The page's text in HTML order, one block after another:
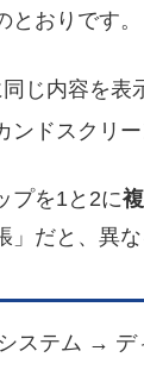
とおりです。
じ内容を表
ンドスクリ
プを1と2に
」だと、異
ステム → デ